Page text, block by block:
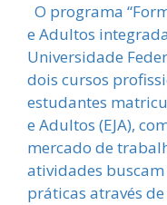
O programa
e Adultos
Universidade
dois cursos
estudantes
e Adultos (EJA),
mercado de
atividades
práticas através